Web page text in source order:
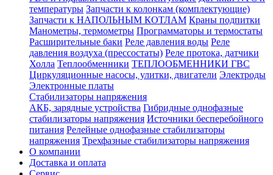
температуры Запчасти к колонкам (комплектующие)
Запчасти к НАПОЛЬНЫМ КОТЛАМ Краны подпитки
Манометры, термометры Программаторы и термостаты
Расширительные баки Реле давления воды Реле
давления воздуха (прессостаты) Реле протока, датчики
Холла Теплообменники ТЕПЛООБМЕННИКИ ГВС
Циркуляционные насосы, улитки, двигатели Электроды
Электронные платы
Стабилизаторы напряжения
АКБ, зарядные устройства Гибридные однофазные
стабилизаторы напряжения Источники бесперебойного
питания Релейные однофазные стабилизаторы
напряжения Трехфазные стабилизаторы напряжения
О компании
Доставка и оплата